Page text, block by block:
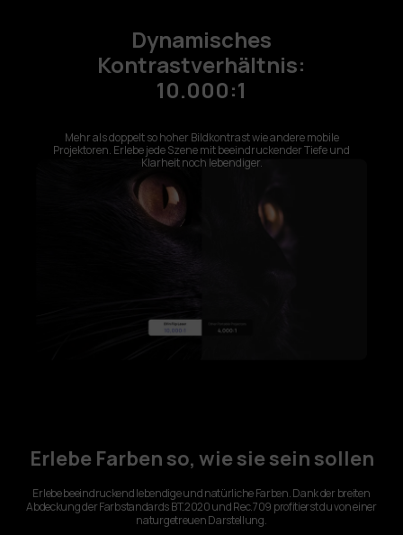
Dynamisches
Kontrastverhältnis:
10.000:1
Mehr als doppelt so hoher Bildkontrast wie andere mobile
Projektoren. Erlebe jede Szene mit beeindruckender Tiefe und
Klarheit noch lebendiger.
Erlebe Farben so, wie sie sein sollen
Erlebe beeindruckend lebendige und natürliche Farben. Dank der breiten
Abdeckung der Farbstandards BT.2020 und Rec.709 profitierst du von einer
naturgetreuen Darstellung.